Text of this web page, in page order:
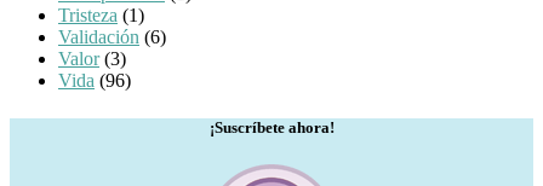
Tristeza (1)
Validación (6)
Valor(3)
Vida (96)
¡Suscríbete ahora!